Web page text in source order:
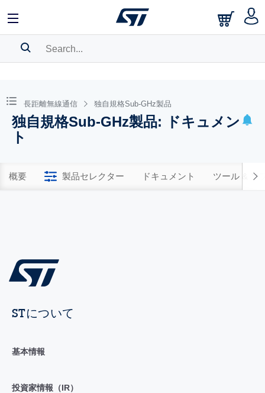
BOOKMARK
Pleaselog into show your saved searches.
長距離無線通信 独自規格Sub-GHz製品
独自規格Sub-GHz製品: ドキュメン
ト
概要 製品セレクター ドキュメント ツール & ソ
STについて
基本情報
投資家情報（IR）